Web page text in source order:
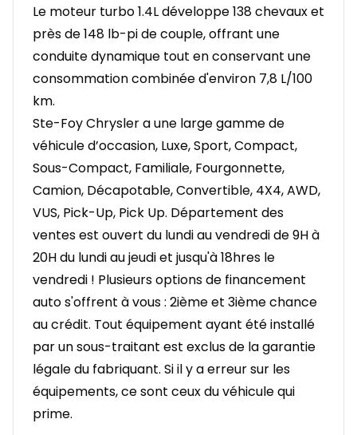
Le moteur turbo 1.4L développe 138 chevaux et
près de 148 lb-pi de couple, offrant une
conduite dynamique tout en conservant une
consommation combinée d'environ 7,8 L/100
km.
Ste-Foy Chrysler a une large gamme de
véhicule d’occasion, Luxe, Sport, Compact,
Sous-Compact, Familiale, Fourgonnette,
Camion, Décapotable, Convertible, 4X4, AWD,
VUS, Pick-Up, Pick Up. Département des
ventes est ouvert du lundi au vendredi de 9H à
20H du lundi au jeudi et jusqu'à 18hres le
vendredi ! Plusieurs options de financement
auto s'offrent à vous : 2ième et 3ième chance
au crédit. Tout équipement ayant été installé
par un sous-traitant est exclus de la garantie
légale du fabriquant. Si il y a erreur sur les
équipements, ce sont ceux du véhicule qui
prime.